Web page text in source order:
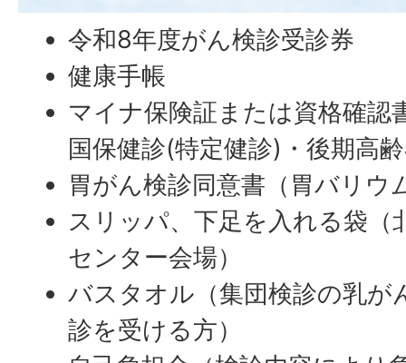
令和8年度がん検診受診券
健康手帳
マイナ保険証または資格確認
国保健診(特定健診)・後期高
胃がん検診同意書（胃バリウ
スリッパ、下足を入れる袋（
センター会場）
バスタオル（集団検診の乳が
診を受ける方）